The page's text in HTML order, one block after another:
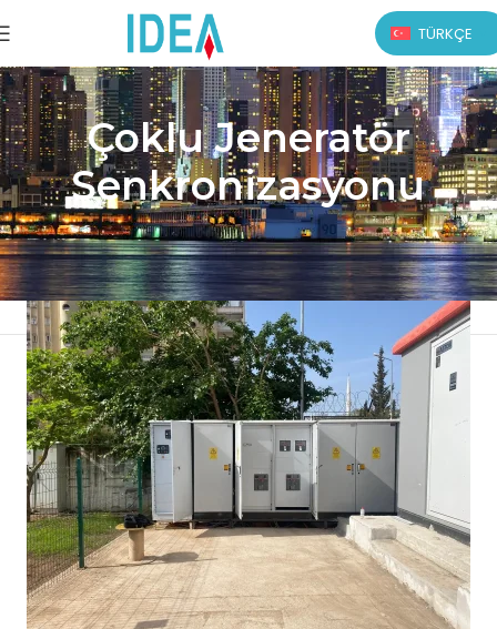
TÜRKÇE
Çoklu Jeneratör
Senkronizasyonu